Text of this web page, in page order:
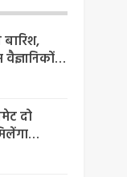
दो